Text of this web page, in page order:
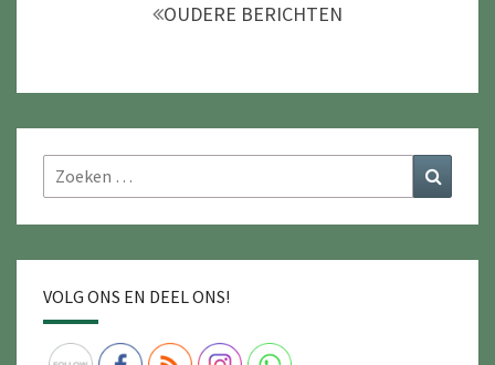
OUDERE BERICHTEN
Zoeken
naar:
VOLG ONS EN DEEL ONS!